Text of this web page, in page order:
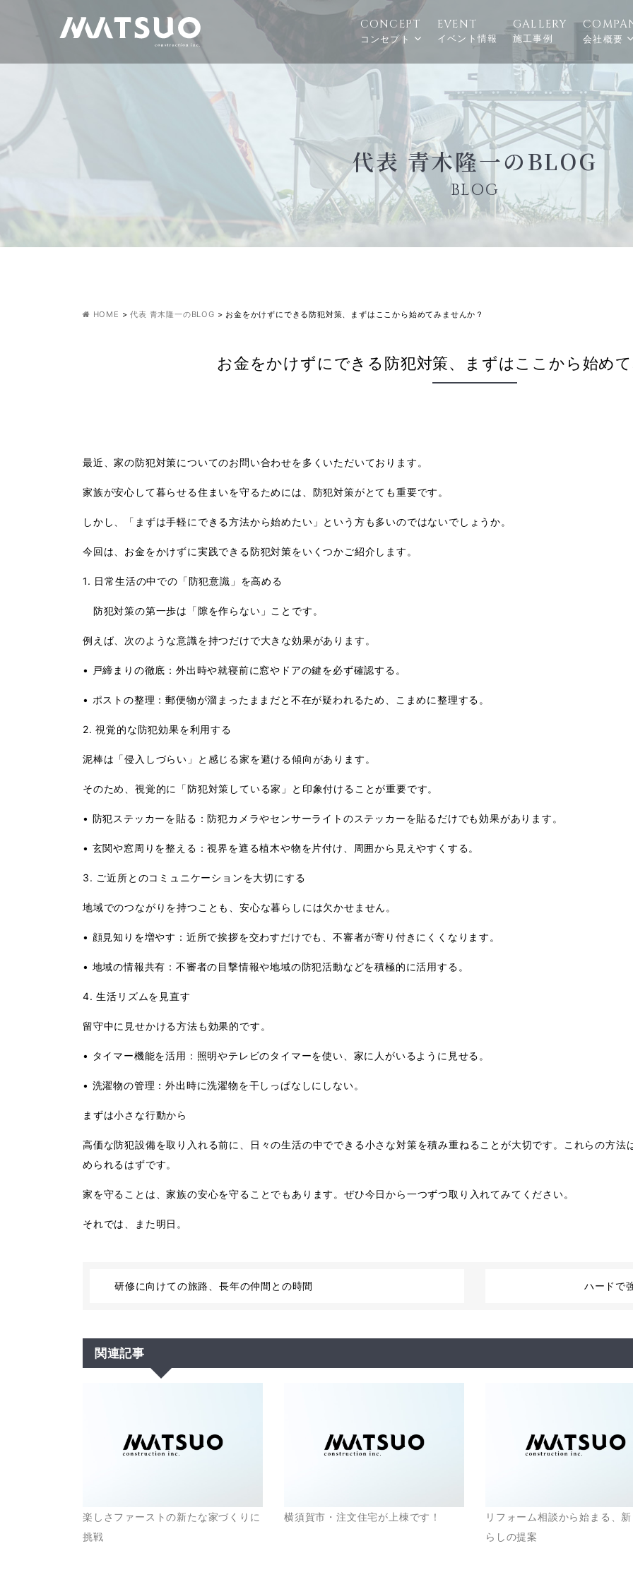
CONCEPT
コンセプト
EVENT
イベント情報
GALLERY
施工事例 会社概要
代表 青木隆一のBLOG
BLOG
HOME >代表 青木隆一のBLOG > お金をかけずにできる防犯対策、まずはここから始めてみませんか？
お金をかけずにできる防犯対策、まずはここから始め
最近、家の防犯対策についてのお問い合わせを多くいただいております。
家族が安心して暮らせる住まいを守るためには、防犯対策がとても重要です。
しかし、「まずは手軽にできる方法から始めたい」という方も多いのではないでしょうか。
今回は、お金をかけずに実践できる防犯対策をいくつかご紹介します。
1. 日常生活の中での「防犯意識」を高める
防犯対策の第一歩は「隙を作らない」ことです。
例えば、次のような意識を持つだけで大きな効果があります。
• 戸締まりの徹底 ：外出時や就寝前に窓やドアの鍵を必ず確認する。
• ポストの整理 ：郵便物が溜まったままだと不在が疑われるため、こまめに整理する。
2. 視覚的な防犯効果を利用する
泥棒は「侵入しづらい」と感じる家を避ける傾向があります。
そのため、視覚的に「防犯対策している家」と印象付けることが重要です。
• 防犯ステッカーを貼る ：防犯カメラやセンサーライトのステッカーを貼るだけでも効果があります。
• 玄関や窓周りを整える ：視界を遮る植木や物を片付け、周囲から見えやすくする。
3. ご近所とのコミュニケーションを大切にする
地域でのつながりを持つことも、安心な暮らしには欠かせません。
• 顔見知りを増やす ：近所で挨拶を交わすだけでも、不審者が寄り付きにくくなります。
• 地域の情報共有 ：不審者の目撃情報や地域の防犯活動などを積極的に活用する。
4. 生活リズムを見直す
留守中に見せかける方法も効果的です。
• タイマー機能を活用 ：照明やテレビのタイマーを使い、家に人がいるように見せる。
• 洗濯物の管理 ：外出時に洗濯物を干しっぱなしにしない。
まずは小さな行動から
高価な防犯設備を取り入れる前に、日々の生活の中でできる小さな対策を積み重ねることが大切です。これらの方
められるはずです。
家を守ることは、家族の安心を守ることでもあります。ぜひ今日から一つずつ取り入れてみてください。
それでは、また明日。
研修に向けての旅路、長年の仲間との時間 ハードで
関連記事
楽しさファーストの新たな家づくりに
挑戦
横須賀市・注文住宅が上棟です！
リフォーム相談から始まる、
らしの提案